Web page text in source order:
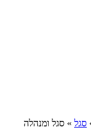
סגל » סגל ומנהלה